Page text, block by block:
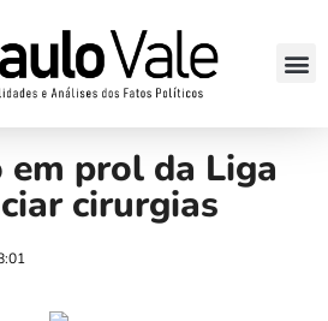
em prol da Liga
cirurgias